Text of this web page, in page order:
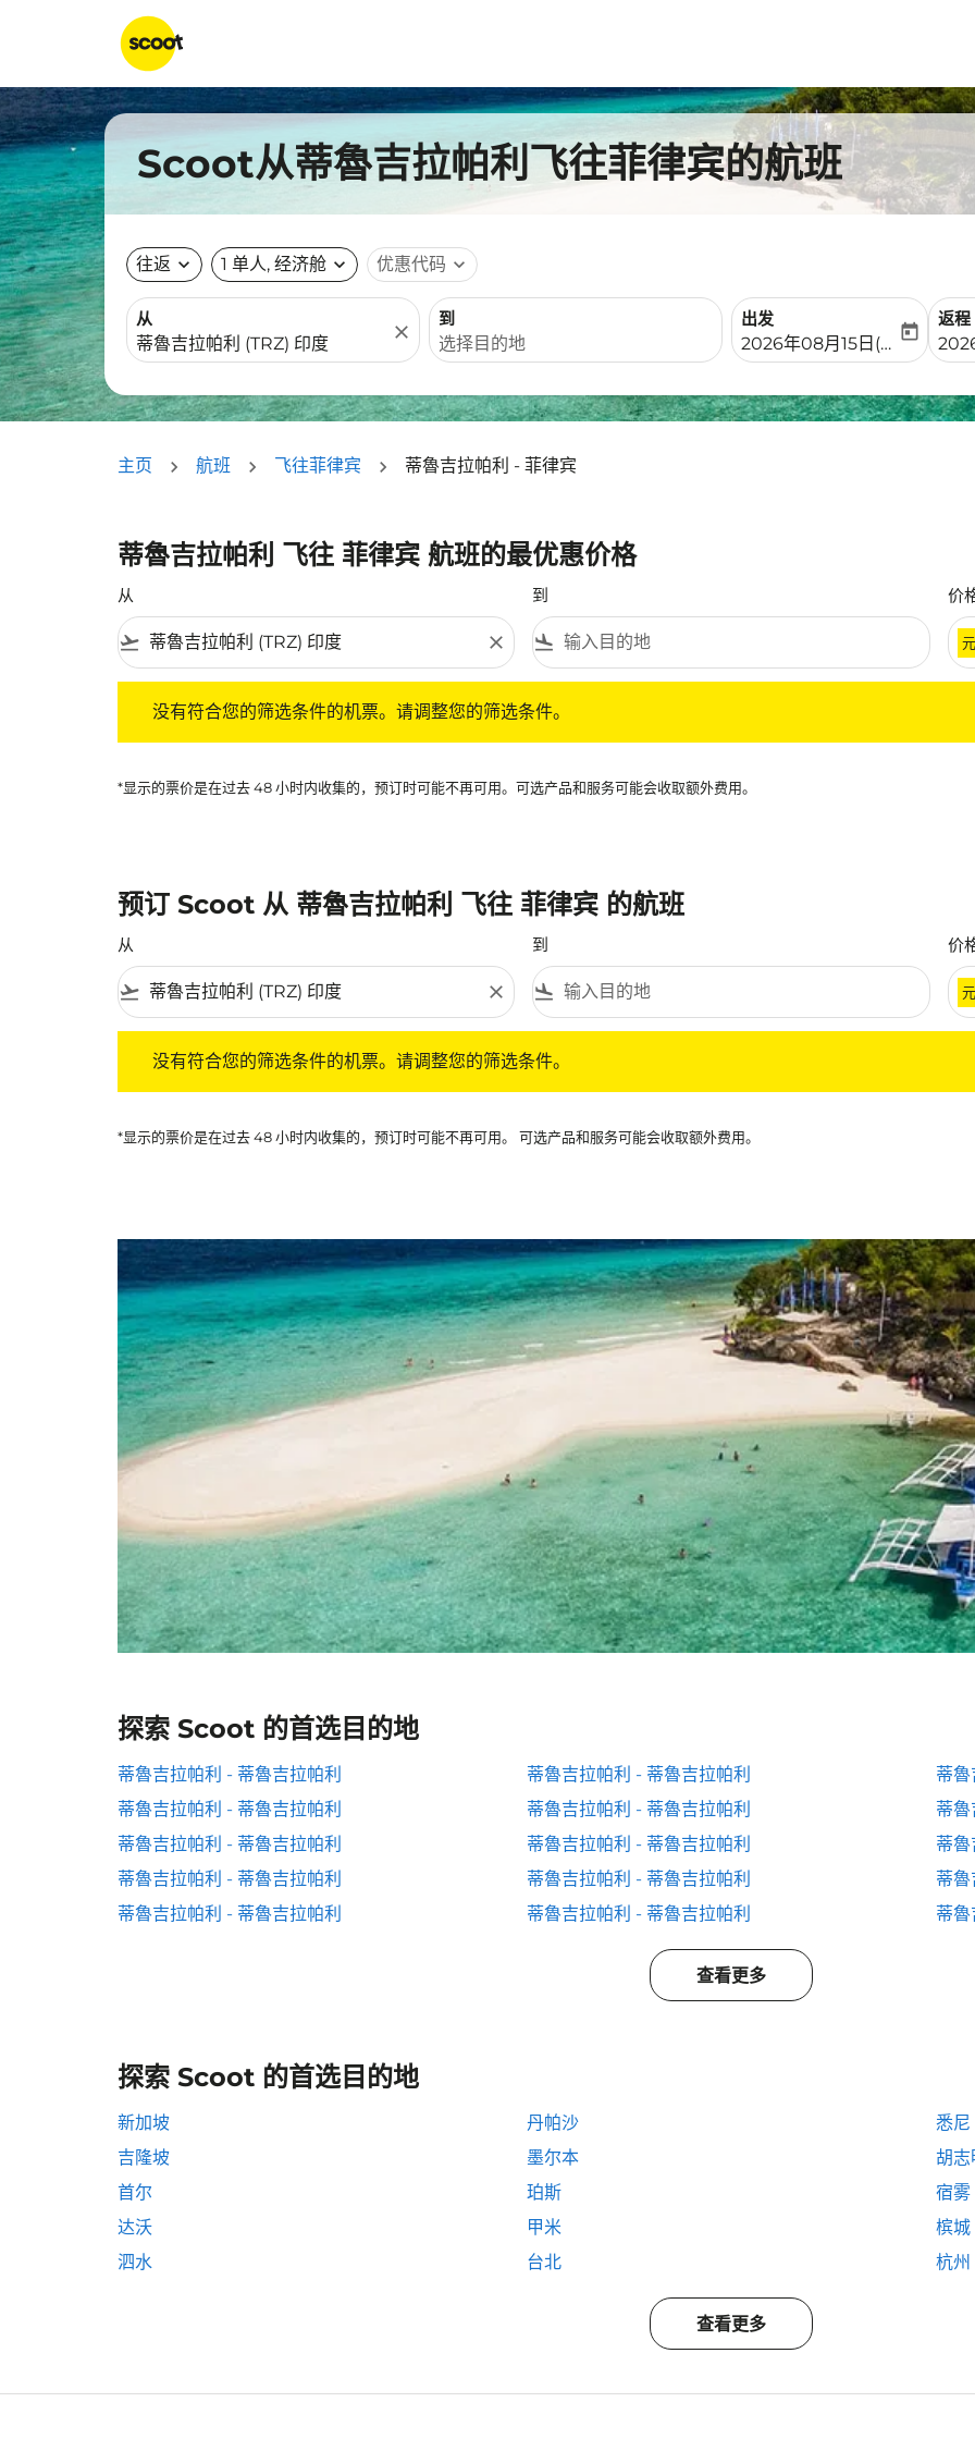
Scoot从蒂魯吉拉帕利飞往菲律宾的航班
往返 expand_more 1 单人, 经济舱 expand_more 优惠代码 expand_more
从
close
到
出发
fc-booking-departure-
2026年08月15日(周六)
today
返程
fc-
主页 航班 飞往菲律宾 蒂魯吉拉帕利 - 菲律宾
蒂魯吉拉帕利 飞往 菲律宾 航班的最优惠价格
从
flight_takeoff close
到
flight_land
价
元
没有符合您的筛选条件的机票。请调整您的筛选条件。
*显示的票价是在过去 48 小时内收集的，预订时可能不再可用。可选产品和服务可能会收取额外费用。
预订 Scoot 从 蒂魯吉拉帕利 飞往 菲律宾 的航班
从
flight_takeoff close
到
flight_land
价
元
没有符合您的筛选条件的机票。请调整您的筛选条件。
*显示的票价是在过去 48 小时内收集的，预订时可能不再可用。 可选产品和服务可能会收取额外费用。
探索 Scoot 的首选目的地
蒂魯吉拉帕利 - 蒂魯吉拉帕利 蒂魯吉拉帕利 - 蒂魯吉拉帕利
蒂魯
蒂魯吉拉帕利 - 蒂魯吉拉帕利
蒂魯吉拉帕利 - 蒂魯吉拉帕利
蒂魯
蒂魯吉拉帕利 - 蒂魯吉拉帕利
蒂魯吉拉帕利 - 蒂魯吉拉帕利
蒂魯
蒂魯吉拉帕利 - 蒂魯吉拉帕利
蒂魯吉拉帕利 - 蒂魯吉拉帕利
蒂魯
蒂魯吉拉帕利 - 蒂魯吉拉帕利
蒂魯吉拉帕利 - 蒂魯吉拉帕利 蒂魯
查看更多
探索 Scoot 的首选目的地
新加坡 丹帕沙
悉尼
吉隆坡
墨尔本
胡志
首尔
珀斯
宿雾
达沃
甲米
槟城
泗水
台北 杭州
查看更多